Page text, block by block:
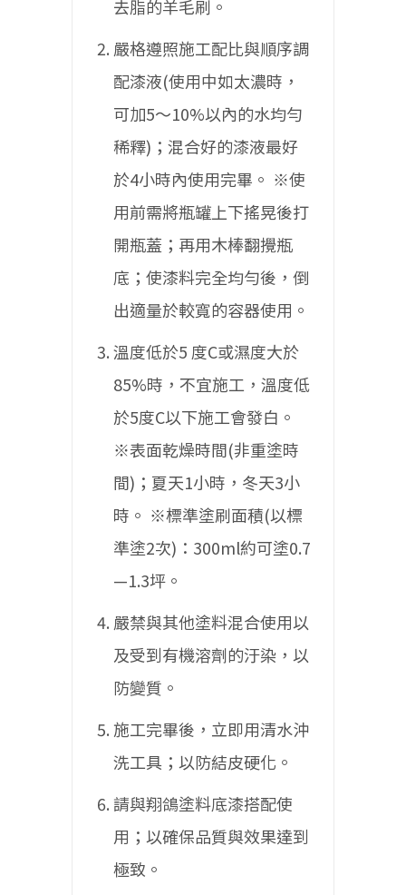
去脂的羊毛刷。
嚴格遵照施工配比與順序調
配漆液(使用中如太濃時，
可加5〜10%以內的水均勻
稀釋)；混合好的漆液最好
於4小時內使用完畢。 ※使
用前需將瓶罐上下搖晃後打
開瓶蓋；再用木棒翻攪瓶
底；使漆料完全均勻後，倒
出適量於較寬的容器使用。
溫度低於5 度C或濕度大於
85%時，不宜施工，溫度低
於5度C以下施工會發白。
※表面乾燥時間(非重塗時
間)；夏天1小時，冬天3小
時。 ※標準塗刷面積(以標
準塗2次)：300ml約可塗0.7
—1.3坪。
嚴禁與其他塗料混合使用以
及受到有機溶劑的汙染，以
防變質。
施工完畢後，立即用清水沖
洗工具；以防結皮硬化。
請與翔鴿塗料底漆搭配使
用；以確保品質與效果達到
極致。